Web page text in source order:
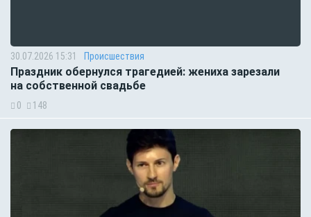
30.07.2026 15:31 Происшествия
Праздник обернулся трагедией: жениха зарезали
на собственной свадьбе
0 148